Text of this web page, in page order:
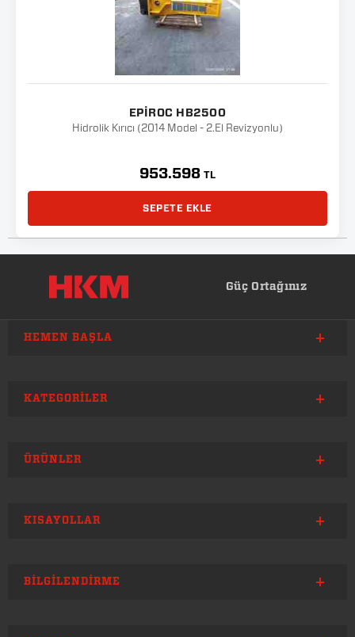
EPIROC HB2500
Hidrolik Kırıcı (2014 Model - 2.El Revizyonlu)
953.598 TL
SEPETE EKLE
Güç Ortağınız
HEMEN BAŞLA
KATEGORILER
ÜRÜNLER
KISAYOLLAR
BILGILENDIRME